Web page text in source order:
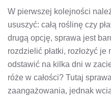
W pierwszej kolejności
ususzyć: całą roślinę czy
drugą opcję, sprawa jest
rozdzielić płatki, rozłożyć
odstawić na kilka dni w
róże w całości? Tutaj
zaangażowania, jednak